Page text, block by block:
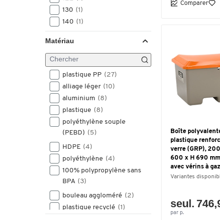
615 (1)
622 (1)
635(1)
650
655 (2)
700(1)
772
(1)
(2)
782
(2)
790(1)
795 (1)
385
388(3)
390 (9)
395(3)
398(1)
399(1)
400(6)
405(1)
416(1)
425 (2)
430(2)
435(1)
440 (6)
450(1)
455(1)
485(2)
130 (1)
140 (1)
143(1)
147
150 (1)
155(6)
180
(3)
200
(4)
(1)
215 (3)
220(1)
Matériau
plastique PP (27)
alliage léger (10)
aluminium (8)
plastique (8)
polyéthylène souple
(PEBD) (5)
HDPE (4)
polyéthylène (4)
100% polypropylène sans
BPA (3)
bouleau aggloméré (2)
plastique recyclé (1)
Comparer
Boîte
plastique
verre (GRP),
600 x H 690
avec vérins à
Variantes
seul.
par p.